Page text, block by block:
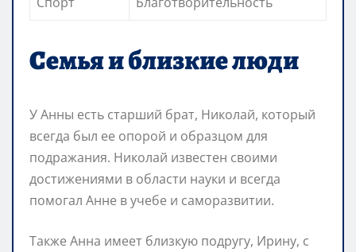
Семья и близкие люди
У Анны есть старший брат, Николай, который
всегда был ее опорой и образцом для
подражания. Николай известен своими
достижениями в области науки и всегда
помогал Анне в учебе и саморазвитии.
Также Анна имеет близкую подругу, Ирину, с